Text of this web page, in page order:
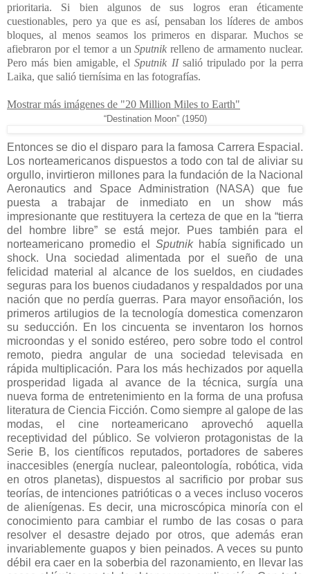
prioritaria. Si bien algunos de sus logros eran éticamente
cuestionables, pero ya que es así, pensaban los líderes de ambos
bloques, al menos seamos los primeros en disparar. Muchos se
afiebraron por el temor a unSputnik relleno de armamento nuclear.
Pero más bien amigable, elSputnik IIsalió tripulado por la perra
Laika, que salió tiernísima en las fotografías.
Mostrar más imágenes de "20 Million Miles to Earth"
“Destination Moon” (1950)
Entonces se dio el disparo para la famosa Carrera Espacial.
Los norteamericanos dispuestos a todo con tal de aliviar su
orgullo, invirtieron millones para la fundación de la Nacional
Aeronautics and Space Administration (NASA) que fue
puesta a trabajar de inmediato en un show más
impresionante que restituyera la certeza de que en la “tierra
del hombre libre” se está mejor. Pues también para el
norteamericano promedio el Sputnikhabía significado un
shock. Una sociedad alimentada por el sueño de una
felicidad material al alcance de los sueldos, en ciudades
seguras para los buenos ciudadanos y respaldados por una
nación que no perdía guerras. Para mayor ensoñación, los
primeros artilugios de la tecnología domestica comenzaron
su seducción. En los cincuenta se inventaron los hornos
microondas y el sonido estéreo, pero sobre todo el control
remoto, piedra angular de una sociedad televisada en
rápida multiplicación. Para los más hechizados por aquella
prosperidad ligada al avance de la técnica, surgía una
nueva forma de entretenimiento en la forma de una profusa
literatura de Ciencia Ficción. Como siempre al galope de las
modas, el cine norteamericano aprovechó aquella
receptividad del público. Se volvieron protagonistas de la
Serie B, los científicos reputados, portadores de saberes
inaccesibles (energía nuclear, paleontología, robótica, vida
en otros planetas), dispuestos al sacrificio por probar sus
teorías, de intenciones patrióticas o a veces incluso voceros
de alienígenas. Es decir, una microscópica minoría con el
conocimiento para cambiar el rumbo de las cosas o para
resolver el desastre dejado por otros, que además eran
invariablemente guapos y bien peinados. A veces su punto
débil era caer en la soberbia del razonamiento, en llevar las